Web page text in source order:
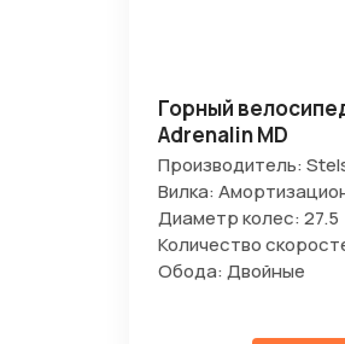
Горный
Adrenalin MD
Производитель:
Вилка:
Диаметр колес: 27.5
Количество
Обода: Двойные